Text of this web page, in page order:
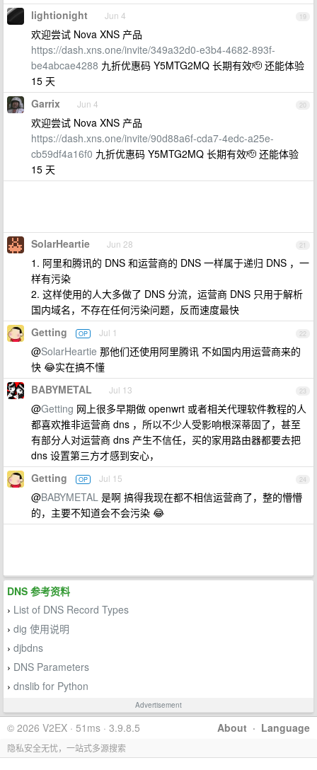
19
lightionight Jun 4
欢迎尝试 Nova XNS 产品
https://dash.xns.one/invite/349a32d0-e3b4-4682-893f-
be4abcae4288 九折优惠码 Y5MTG2MQ 长期有效🫡 还能体验
15 天
20
Garrix Jun 4
欢迎尝试 Nova XNS 产品
https://dash.xns.one/invite/90d88a6f-cda7-4edc-a25e-
cb59df4a16f0 九折优惠码 Y5MTG2MQ 长期有效🫡 还能体验
15 天
21
SolarHeartie Jun 28
1. 阿里和腾讯的 DNS 和运营商的 DNS 一样属于递归 DNS ，一
样有污染
2. 这样使用的人大多做了 DNS 分流，运营商 DNS 只用于解析
国内域名，不存在任何污染问题，反而速度最快
22
Getting OP Jul 1
@SolarHeartie 那他们还使用阿里腾讯 不如国内用运营商来的
快 😂实在搞不懂
23
BABYMETAL Jul 13
@Getting 网上很多早期做 openwrt 或者相关代理软件教程的人
都喜欢推非运营商 dns ，所以不少人受影响根深蒂固了，甚至
有部分人对运营商 dns 产生不信任，买的家用路由器都要去把
dns 设置第三方才感到安心，
24
Getting OP Jul 15
@BABYMETAL 是啊 搞得我现在都不相信运营商了，整的懵懵
的，主要不知道会不会污染 😂
DNS 参考资料
› List of DNS Record Types
› dig 使用说明
› djbdns
› DNS Parameters
› dnslib for Python
Advertisement
About · Language
© 2026 V2EX · 51ms · 3.9.8.5
隐私安全无忧，一站式多源搜索